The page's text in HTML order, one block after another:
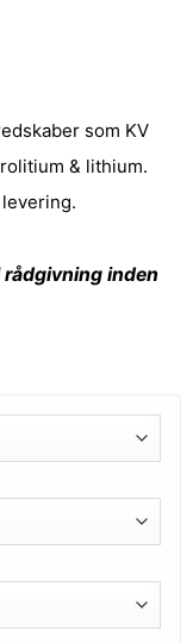
som KV
& lithium.
inden